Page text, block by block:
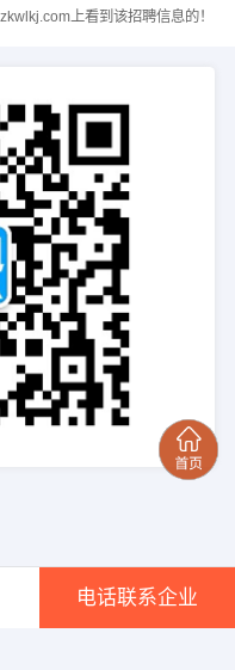
上看到该招聘信息的！
电话联系企业